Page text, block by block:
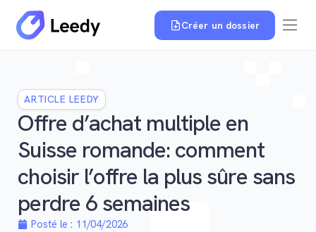
Créer un dossier
ARTICLE LEEDY
Offre d’achat multiple en
Suisse romande: comment
choisir l’offre la plus sûre sans
perdre 6 semaines
Posté le : 11/04/2026